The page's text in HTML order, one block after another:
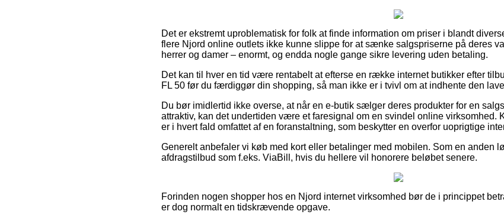
Det er ekstremt uproblematisk for folk at finde information om priser i blandt
flere Njord online outlets ikke kunne slippe for at sænke salgspriserne på deres
herrer og damer – enormt, og endda nogle gange sikre levering uden betaling.
Det kan til hver en tid være rentabelt at efterse en række internet butikker efter
FL 50 før du færdiggør din shopping, så man ikke er i tvivl om at indhente den
Du bør imidlertid ikke overse, at når en e-butik sælger deres produkter for en
attraktiv, kan det undertiden være et faresignal om en svindel online virksomhed.
er i hvert fald omfattet af en foranstaltning, som beskytter en overfor uoprigtige
Generelt anbefaler vi køb med kort eller betalinger med mobilen. Som en anden
afdragstilbud som f.eks. ViaBill, hvis du hellere vil honorere beløbet senere.
Forinden nogen shopper hos en Njord internet virksomhed bør de i princippet
er dog normalt en tidskrævende opgave.